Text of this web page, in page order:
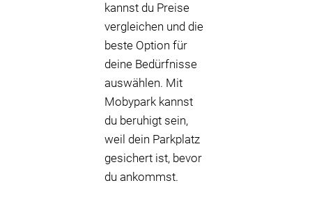
kannst du Preise
vergleichen und die
beste Option für
deine Bedürfnisse
auswählen. Mit
Mobypark kannst
du beruhigt sein,
weil dein Parkplatz
gesichert ist, bevor
du ankommst.